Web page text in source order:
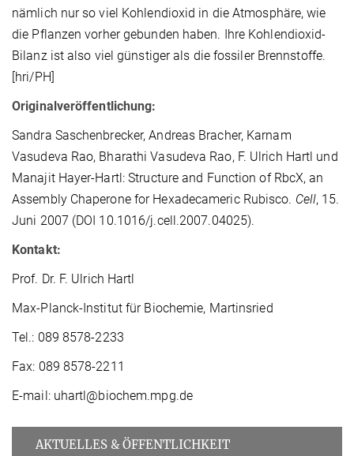
nämlich nur so viel Kohlendioxid in die Atmosphäre, wie
die Pflanzen vorher gebunden haben. Ihre Kohlendioxid-
Bilanz ist also viel günstiger als die fossiler Brennstoffe.
[hri/PH]
Originalveröffentlichung:
Sandra Saschenbrecker, Andreas Bracher, Karnam
Vasudeva Rao, Bharathi Vasudeva Rao, F. Ulrich Hartl und
Manajit Hayer-Hartl: Structure and Function of RbcX, an
Assembly Chaperone for Hexadecameric Rubisco. Cell, 15.
Juni 2007 (DOI 10.1016/j.cell.2007.04025).
Kontakt:
Prof. Dr. F. Ulrich Hartl
Max-Planck-Institut für Biochemie, Martinsried
Tel.: 089 8578-2233
Fax: 089 8578-2211
E-mail: uhartl@biochem.mpg.de
AKTUELLES & ÖFFENTLICHKEIT